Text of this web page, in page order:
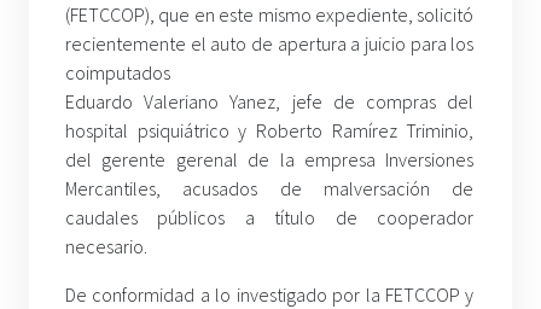
(FETCCOP), que en este mismo expediente, solicitó
recientemente el auto de apertura a juicio para los
coimputados
Eduardo Valeriano Yanez, jefe de compras del
hospital psiquiátrico y Roberto Ramírez Triminio,
del gerente gerenal de la empresa Inversiones
Mercantiles, acusados de malversación de
caudales públicos a título de cooperador
necesario.
De conformidad a lo investigado por la FETCCOP y